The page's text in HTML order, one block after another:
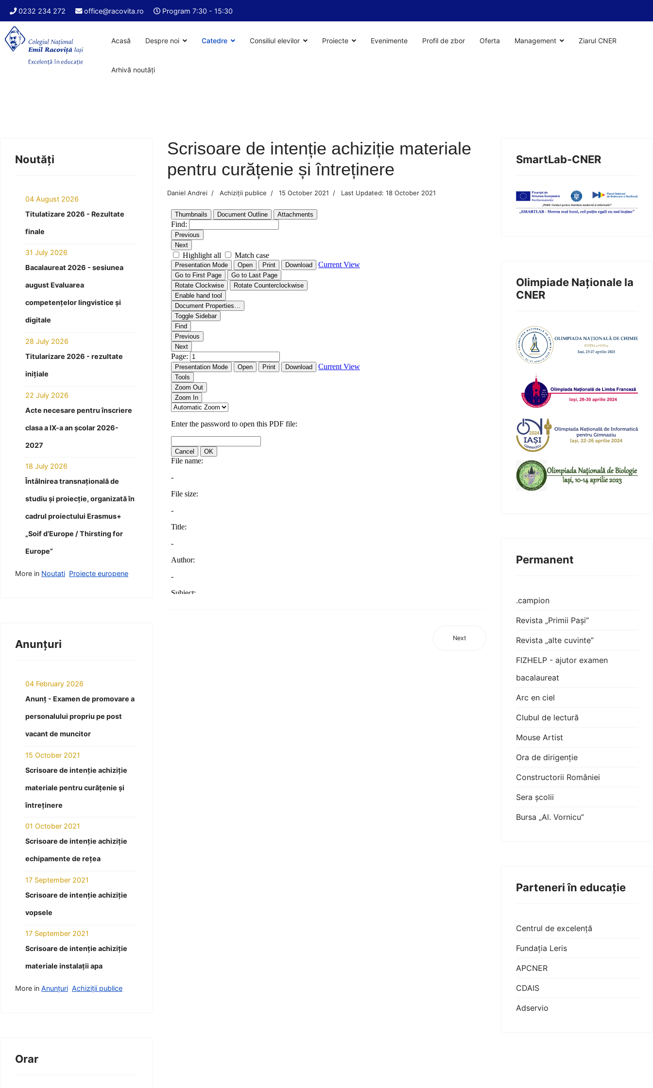
0232 234 272 office@racovita.ro Program 7:30 - 15:30
Acasă Despre noi Catedre Consiliul elevilor Proiecte Evenimente Profil de zbor Oferta Management Ziarul CNER
Arhivă noutăți
Noutăți
04 August 2026
Titulatizare 2026 - Rezultate
finale
31 July 2026
Bacalaureat 2026 - sesiunea
august Evaluarea
competențelor lingvistice și
digitale
28 July 2026
Titularizare 2026 - rezultate
inițiale
22 July 2026
Acte necesare pentru înscriere
clasa a IX-a an școlar 2026-
2027
18 July 2026
Întâlnirea transnațională de
studiu și proiecție, organizată în
cadrul proiectului Erasmus+
„Soif d’Europe / Thirsting for
Europe”
More in Noutati Proiecte europene
Anunțuri
04 February 2026
Anunț - Examen de promovare a
personalului propriu pe post
vacant de muncitor
15 October 2021
Scrisoare de intenție achiziție
materiale pentru curățenie și
întreținere
01 October 2021
Scrisoare de intenție achiziție
echipamente de rețea
17 September 2021
Scrisoare de intenție achiziție
vopsele
17 September 2021
Scrisoare de intenție achiziție
materiale instalații apa
More in Anunțuri Achiziții publice
Orar
Scrisoare de intenție achiziție materiale
pentru curățenie și întreținere
Daniel Andrei Achiziții publice 15 October 2021 Last Updated: 18 October 2021
Next
SmartLab-CNER
Olimpiade Naționale la
CNER
Permanent
.campion
Revista „Primii Pași”
Revista „alte cuvinte”
FIZHELP - ajutor examen
bacalaureat
Arc en ciel
Clubul de lectură
Mouse Artist
Ora de dirigenție
Constructorii României
Sera școlii
Bursa „Al. Vornicu”
Parteneri în educație
Centrul de excelență
Fundația Leris
APCNER
CDAIS
Adservio